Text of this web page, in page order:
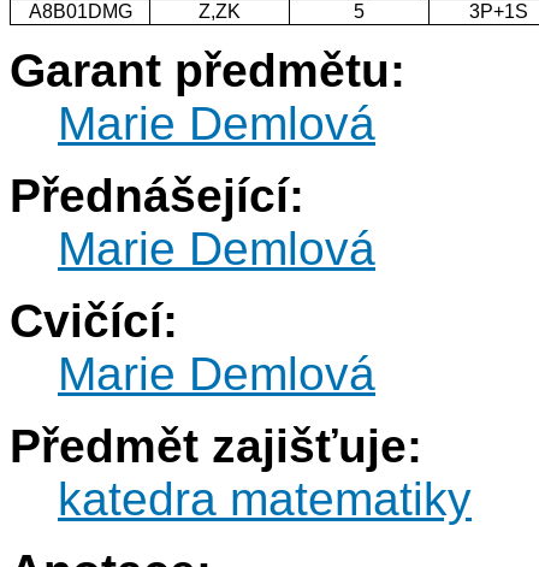
A8B01DMG
Z,ZK 5 3P+1S
Garant předmětu:
Marie Demlová
Přednášející:
Marie Demlová
Cvičící:
Marie Demlová
Předmět zajišťuje:
katedra matematiky